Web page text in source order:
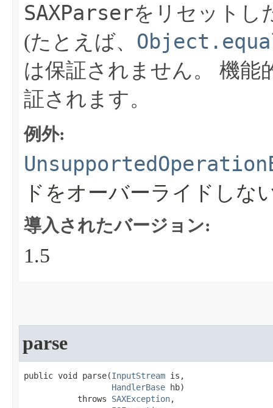
SAXParserをリセットし
(たとえば、
は保証されません。
機能
証されます。
例外:
ドをオーバーライドしな
導入されたバージョン:
1.5
parse
public void parse​(InputStream is,
HandlerBase hb)
           throws
SAXException,